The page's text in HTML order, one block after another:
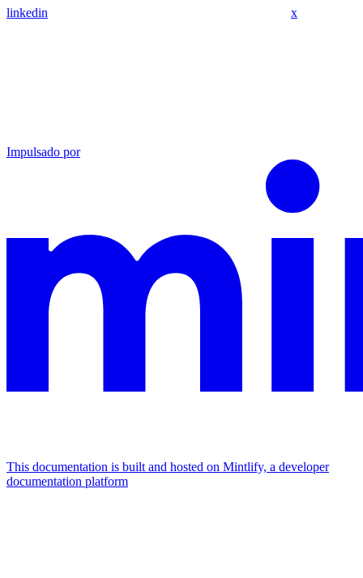
linkedin x
Impulsado por
This documentation is built and hosted on Mintlify, a developer
documentation platform